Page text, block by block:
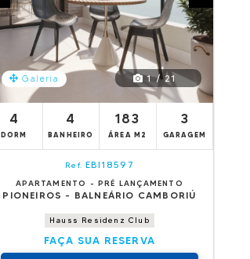
Galeria 1 / 21
4
DORM
4
BANHEIRO
183
ÁREA M2
3
GARAGEM
Ref. EBI18597
APARTAMENTO - PRÉ LANÇAMENTO
PIONEIROS - BALNEÁRIO CAMBORIÚ
Hauss Residenz Club
FAÇA SUA RESERVA